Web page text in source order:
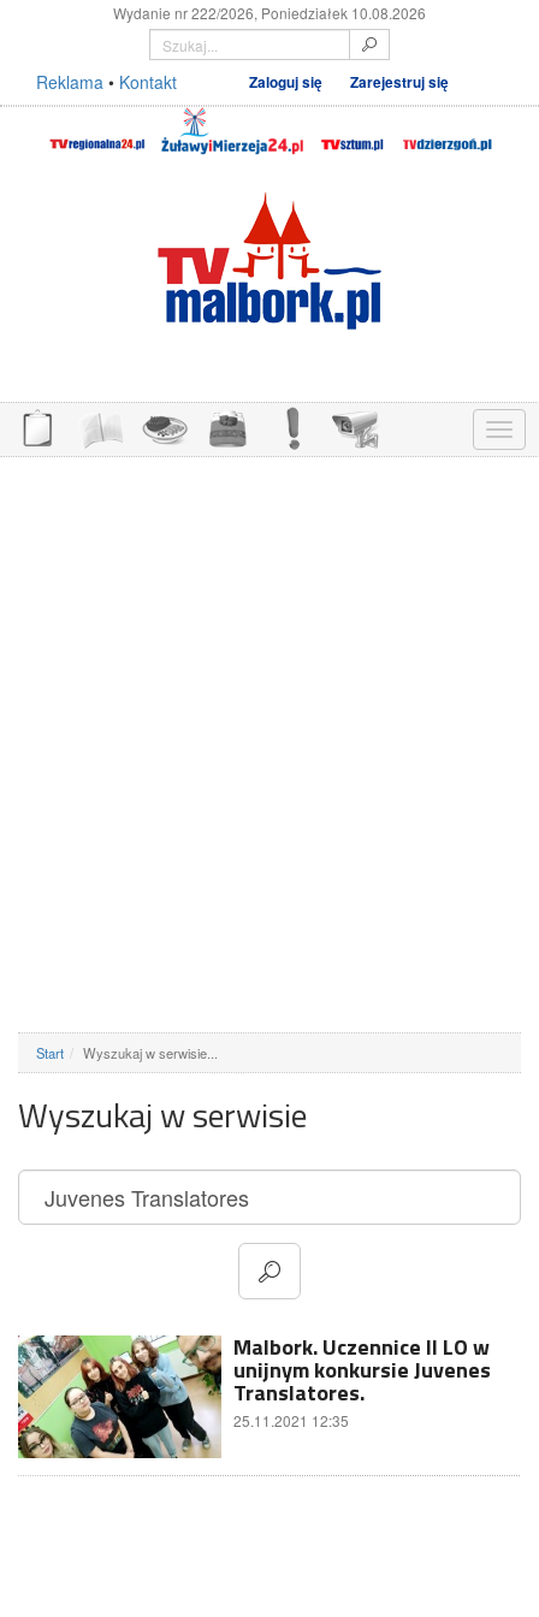
Wydanie nr 222/2026, Poniedziałek 10.08.2026
Reklama • Kontakt Zaloguj się Zarejestruj się
Menu
Start Wyszukaj w serwisie...
Wyszukaj w serwisie
Malbork. Uczennice II LO w
unijnym konkursie Juvenes
Translatores.
25.11.2021 12:35